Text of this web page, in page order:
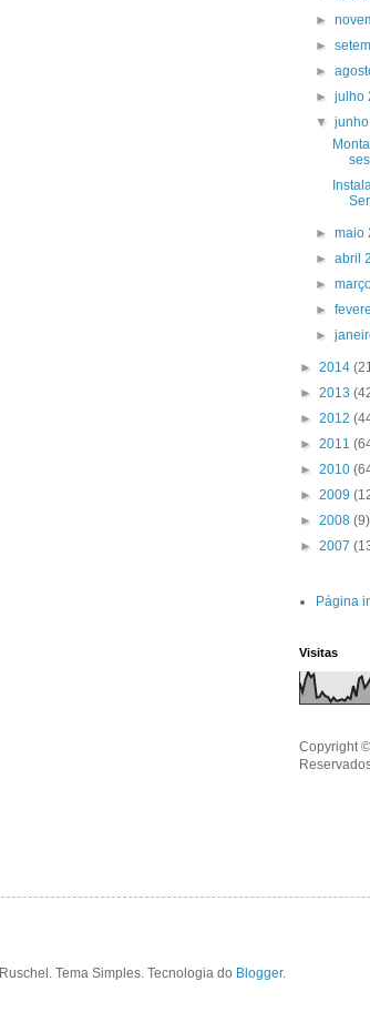
►
►
►
►julho
▼
►maio
►abril
►
►
►
► 2014
► 2013
► 2012
► 2011
► 2010
► 2009
► 2008 (9)
► 2007
Página
Visitas
Copyright
Tema Simples. Tecnologia do Blogger.